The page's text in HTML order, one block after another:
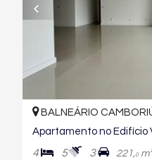
BALNEÁRIO
Apartamento no Edifício
4 5 3 221,0